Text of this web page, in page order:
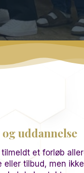
uddannelse
et forløb
eller tilbud, men